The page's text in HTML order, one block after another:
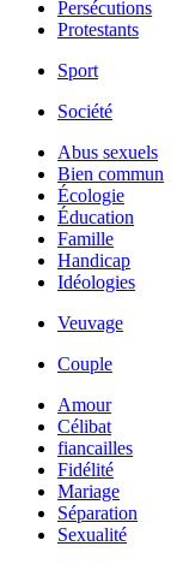
Persécutions
Protestants
Sport
Société
Abus sexuels
Bien commun
Écologie
Éducation
Famille
Handicap
Idéologies
Veuvage
Couple
Amour
Célibat
fiancailles
Fidélité
Mariage
Séparation
Sexualité